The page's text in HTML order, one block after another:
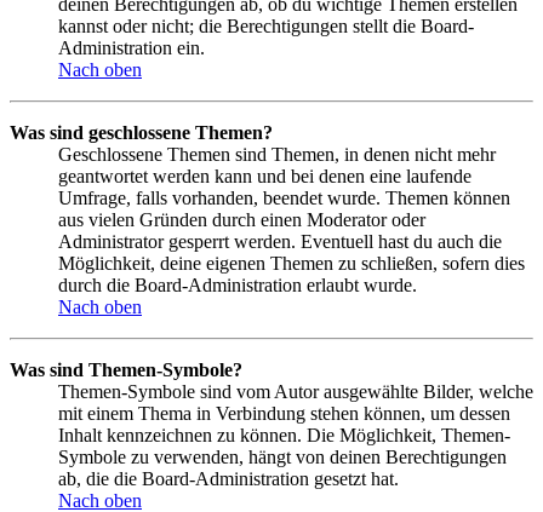
kannst oder nicht; die Berechtigungen stellt die Board-
Administration ein.
Nach oben
Was sind geschlossene Themen?
Geschlossene Themen sind Themen, in denen nicht mehr
geantwortet werden kann und bei denen eine laufende
Umfrage, falls vorhanden, beendet wurde. Themen können
aus vielen Gründen durch einen Moderator oder
Administrator gesperrt werden. Eventuell hast du auch die
Möglichkeit, deine eigenen Themen zu schließen, sofern dies
durch die Board-Administration erlaubt wurde.
Nach oben
Was sind Themen-Symbole?
Themen-Symbole sind vom Autor ausgewählte Bilder, welche
mit einem Thema in Verbindung stehen können, um dessen
Inhalt kennzeichnen zu können. Die Möglichkeit, Themen-
Symbole zu verwenden, hängt von deinen Berechtigungen
ab, die die Board-Administration gesetzt hat.
Nach oben